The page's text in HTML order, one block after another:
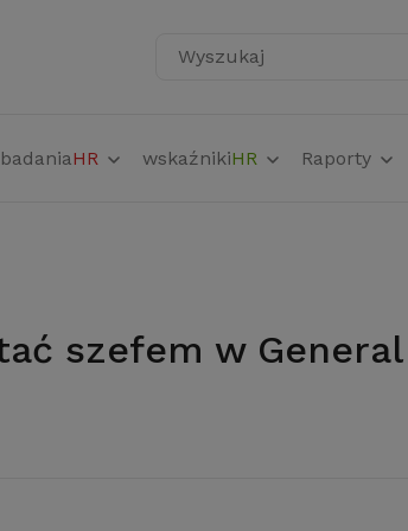
Wyszukaj
badaniaHR wskaźnikiHR Raporty